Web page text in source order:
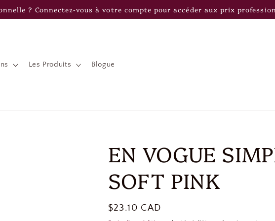
? Connectez-vous à votre compte pour accéder aux prix
Les Produits Blogue
EN VOGUE
SOFT PINK
Prix
$23.10 CAD